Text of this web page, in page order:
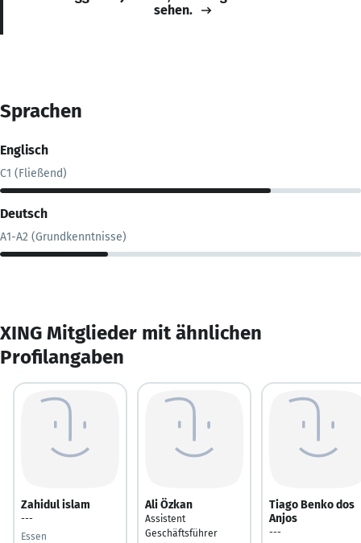
sehen.
Sprachen
Englisch
C1 (Fließend)
Deutsch
A1-A2 (Grundkenntnisse)
XING Mitglieder mit ähnlichen
Profilangaben
Zahidul islam
---
Essen
Ali Özkan
Assistent
Geschäftsführer
Tiago Benko dos
Anjos
---